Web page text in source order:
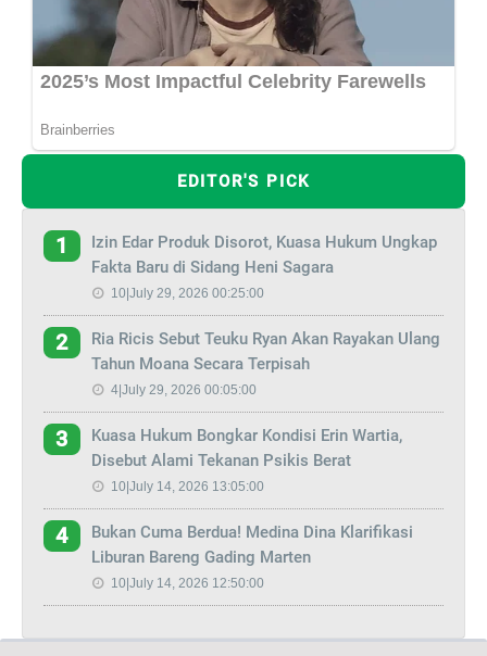
EDITOR'S PICK
1
Izin Edar Produk Disorot, Kuasa Hukum Ungkap
Fakta Baru di Sidang Heni Sagara
10|July 29, 2026 00:25:00
2
Ria Ricis Sebut Teuku Ryan Akan Rayakan Ulang
Tahun Moana Secara Terpisah
4|July 29, 2026 00:05:00
3
Kuasa Hukum Bongkar Kondisi Erin Wartia,
Disebut Alami Tekanan Psikis Berat
10|July 14, 2026 13:05:00
4
Bukan Cuma Berdua! Medina Dina Klarifikasi
Liburan Bareng Gading Marten
10|July 14, 2026 12:50:00